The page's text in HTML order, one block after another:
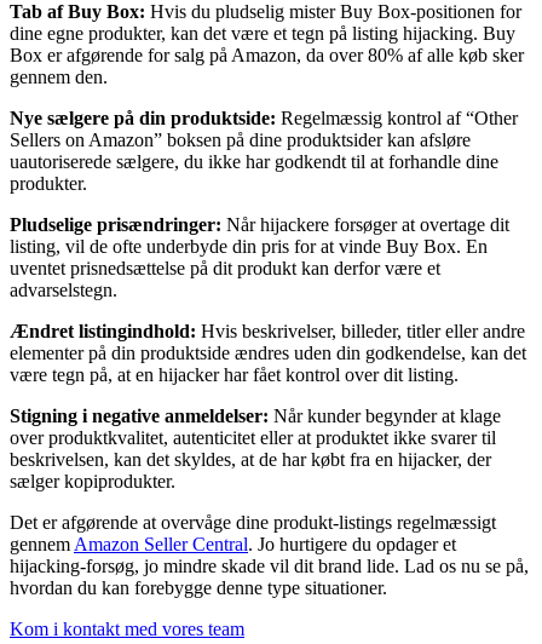
Tab af Buy Box: Hvis du pludselig mister Buy Box-positionen for
dine egne produkter, kan det være et tegn på listing hijacking. Buy
Box er afgørende for salg på Amazon, da over 80% af alle køb sker
gennem den.
Nye sælgere på din produktside: Regelmæssig kontrol af “Other
Sellers on Amazon” boksen på dine produktsider kan afsløre
uautoriserede sælgere, du ikke har godkendt til at forhandle dine
produkter.
Pludselige prisændringer: Når hijackere forsøger at overtage dit
listing, vil de ofte underbyde din pris for at vinde Buy Box. En
uventet prisnedsættelse på dit produkt kan derfor være et
advarselstegn.
Ændret listingindhold: Hvis beskrivelser, billeder, titler eller andre
elementer på din produktside ændres uden din godkendelse, kan det
være tegn på, at en hijacker har fået kontrol over dit listing.
Stigning i negative anmeldelser: Når kunder begynder at klage
over produktkvalitet, autenticitet eller at produktet ikke svarer til
beskrivelsen, kan det skyldes, at de har købt fra en hijacker, der
sælger kopiprodukter.
Det er afgørende at overvåge dine produkt-listings regelmæssigt
gennemAmazon Seller Central. Jo hurtigere du opdager et
hijacking-forsøg, jo mindre skade vil dit brand lide. Lad os nu se på,
hvordan du kan forebygge denne type situationer.
Kom i kontakt med vores team